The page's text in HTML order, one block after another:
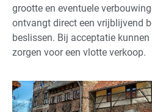
grootte en eventuele
ontvangt direct een vrijblijvend
beslissen. Bij acceptatie
zorgen voor een vlotte verkoop.